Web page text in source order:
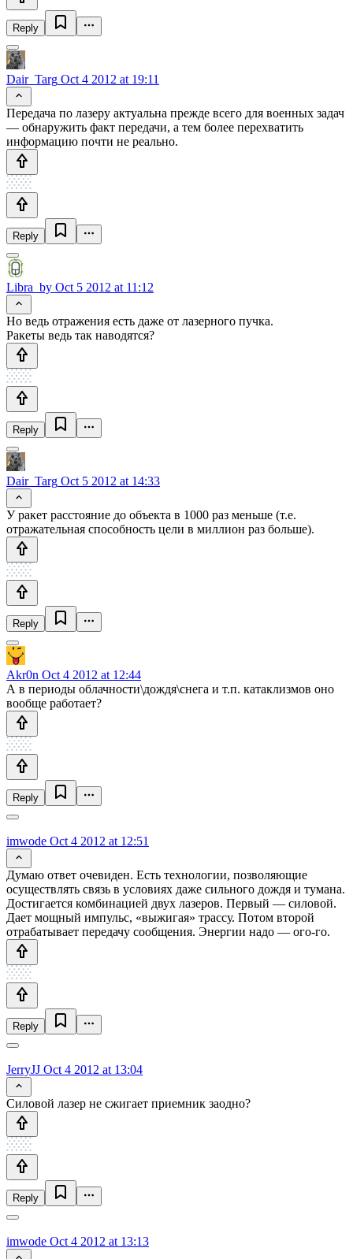
Reply
Dair_Targ Oct 4 2012 at 19:11
Передача по лазеру актуальна прежде всего для военных задач
— обнаружить факт передачи, а тем более перехватить
информацию почти не реально.
Reply
Libra_by Oct 5 2012 at 11:12
Но ведь отражения есть даже от лазерного пучка.
Ракеты ведь так наводятся?
Reply
Dair_Targ Oct 5 2012 at 14:33
У ракет расстояние до объекта в 1000 раз меньше (т.е.
отражательная способность цели в миллион раз больше).
Reply
Akr0n Oct 4 2012 at 12:44
А в периоды облачности\дождя\снега и т.п. катаклизмов оно
вообще работает?
Reply
imwode Oct 4 2012 at 12:51
Думаю ответ очевиден. Есть технологии, позволяющие
осуществлять связь в условиях даже сильного дождя и тумана.
Достигается комбинацией двух лазеров. Первый — силовой.
Дает мощный импульс, «выжигая» трассу. Потом второй
отрабатывает передачу сообщения. Энергии надо — ого-го.
Reply
JerryJJ Oct 4 2012 at 13:04
Силовой лазер не сжигает приемник заодно?
Reply
imwode Oct 4 2012 at 13:13